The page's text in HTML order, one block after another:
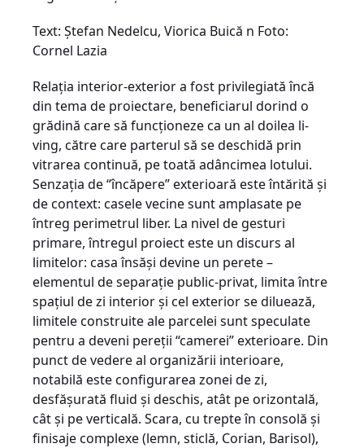
Text: Ştefan Nedelcu, Viorica Buică n Foto:
Cornel Lazia
Relaţia interior-exterior a fost privilegiată încă
din tema de proiectare, beneficiarul dorind o
grădină care să funcţioneze ca un al doilea li­
ving, către care parterul să se deschidă prin
vitrarea continuă, pe toată adâncimea lotului.
Senzaţia de “încăpere” exterioară este întărită şi
de context: casele vecine sunt amplasate pe
întreg perimetrul liber. La nivel de gesturi
primare, întregul proiect este un discurs al
limitelor: casa însăşi devine un perete –
elementul de separaţie public-privat, limita între
spaţiul de zi interior şi cel exterior se diluează,
limitele construite ale parcelei sunt speculate
pentru a deveni pereţii “camerei” exterioare. Din
punct de vedere al organizării interioare,
notabilă este configurarea zonei de zi,
desfăşurată fluid şi deschis, atât pe orizontală,
cât şi pe verticală. Scara, cu trepte în consolă şi
finisaje complexe (lemn, sticlă, Corian, Barisol),